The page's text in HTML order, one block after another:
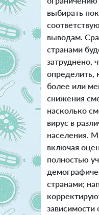
выбирать
выводам.
странами
затруднено,
определить,
более или
снижения
насколько
вирус в
населения.
включая
полностью
странами;
зависимости